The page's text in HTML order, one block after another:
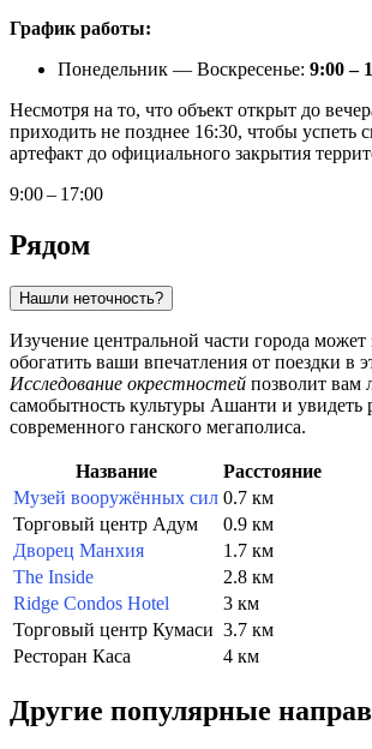
График работы:
Понедельник — Воскресенье: 9:00 –
Несмотря на то, что объект открыт до
приходить не позднее 16:30, чтобы успеть
артефакт до официального закрытия
9:00 – 17:00
Рядом
Нашли неточность?
Изучение центральной части города может
обогатить ваши впечатления от поездки в
Исследование окрестностей позволит вам
самобытность культуры Ашанти и увидеть
современного ганского мегаполиса.
Название
Расстояние
Музей вооружённых сил 0.7 км
Торговый центр Адум
0.9 км
Дворец Манхия
1.7 км
The Inside
2.8 км
Ridge Condos Hotel
3 км
Торговый центр Кумаси 3.7 км
Ресторан Каса
4 км
Другие популярные